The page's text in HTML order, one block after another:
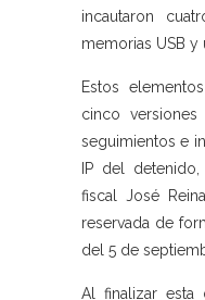
incautaron
memorias USB
Estos
cinco versiones
seguimientos e
IP del
fiscal José
reservada de
del 5 de
Al finalizar esta